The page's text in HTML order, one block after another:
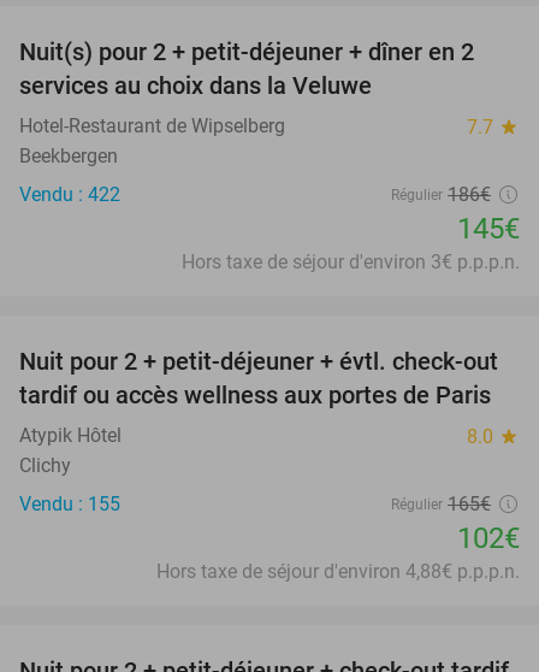
22%
Nuit(s) pour 2 + petit-déjeuner + dîner en 2
services au choix dans la Veluwe
Hotel-Restaurant de Wipselberg 7.7 star
Beekbergen
Vendu : 422
Régulier 186€
145€
Hors taxe de séjour d'environ 3€ p.p.p.n.
38%
Nuit pour 2 + petit-déjeuner + évtl. check-out
tardif ou accès wellness aux portes de Paris
Atypik Hôtel 8.0 star
Clichy
Vendu : 155
Régulier 165€
102€
Hors taxe de séjour d'environ 4,88€ p.p.p.n.